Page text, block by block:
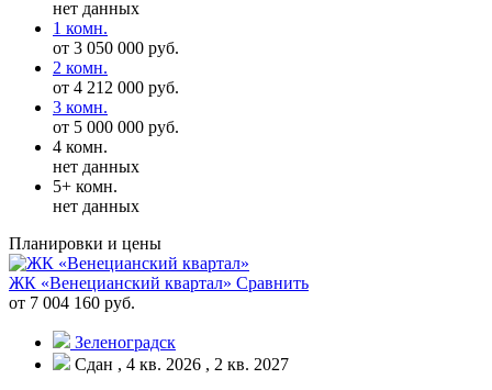
нет данных
1 комн.
от 3 050 000 руб.
2 комн.
от 4 212 000 руб.
3 комн.
от 5 000 000 руб.
4 комн.
нет данных
5+ комн.
нет данных
Планировки и цены
ЖК «Венецианский квартал» Сравнить
от 7 004 160 руб.
Зеленоградск
Сдан , 4 кв. 2026 , 2 кв. 2027